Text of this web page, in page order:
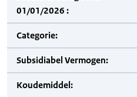
01/01/2026 :
Categorie:
Subsidiabel Vermogen:
Koudemiddel: